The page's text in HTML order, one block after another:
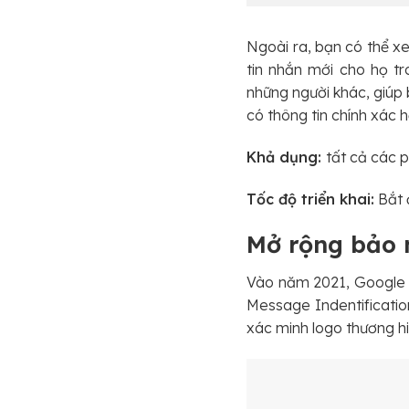
Ngoài ra, bạn có thể
tin nhắn mới cho họ
những người khác,
có thông tin chính xác
Khả dụng: tất cả các
Tốc độ triển khai: Bắt
Mở rộng
Vào năm 2021,
Message
xác minh logo thương